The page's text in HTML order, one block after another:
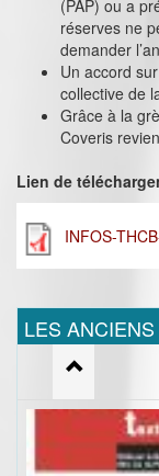
(PAP) ou a
réserves ne
demander
Un accord
collective de
Grâce à la
Coveris
Lien de
INFOS-
LES